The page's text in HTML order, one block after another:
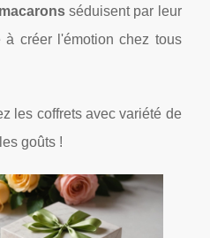
séduisent par leur
créer l'émotion chez tous
les coffrets avec variété de
goûts !